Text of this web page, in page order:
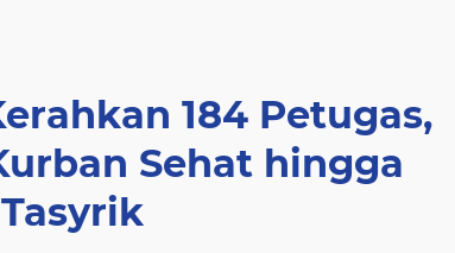
184 Petugas,
Sehat hingga